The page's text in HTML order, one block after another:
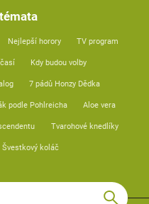
Nejlepší horory TV program
Kdy budou volby
7 pádů Honzy Dědka
podle Pohlreicha Aloe vera
Tvarohové knedlíky
Švestkový koláč